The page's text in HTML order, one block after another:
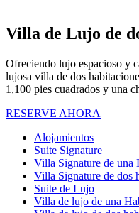
Villa de Lujo de
Ofreciendo lujo espacioso y
lujosa villa de dos
1,100 pies cuadrados y una
RESERVE AHORA
Alojamientos
Suite Signature
Villa Signature de una
Villa Signature de dos
Suite de Lujo
Villa de lujo de una